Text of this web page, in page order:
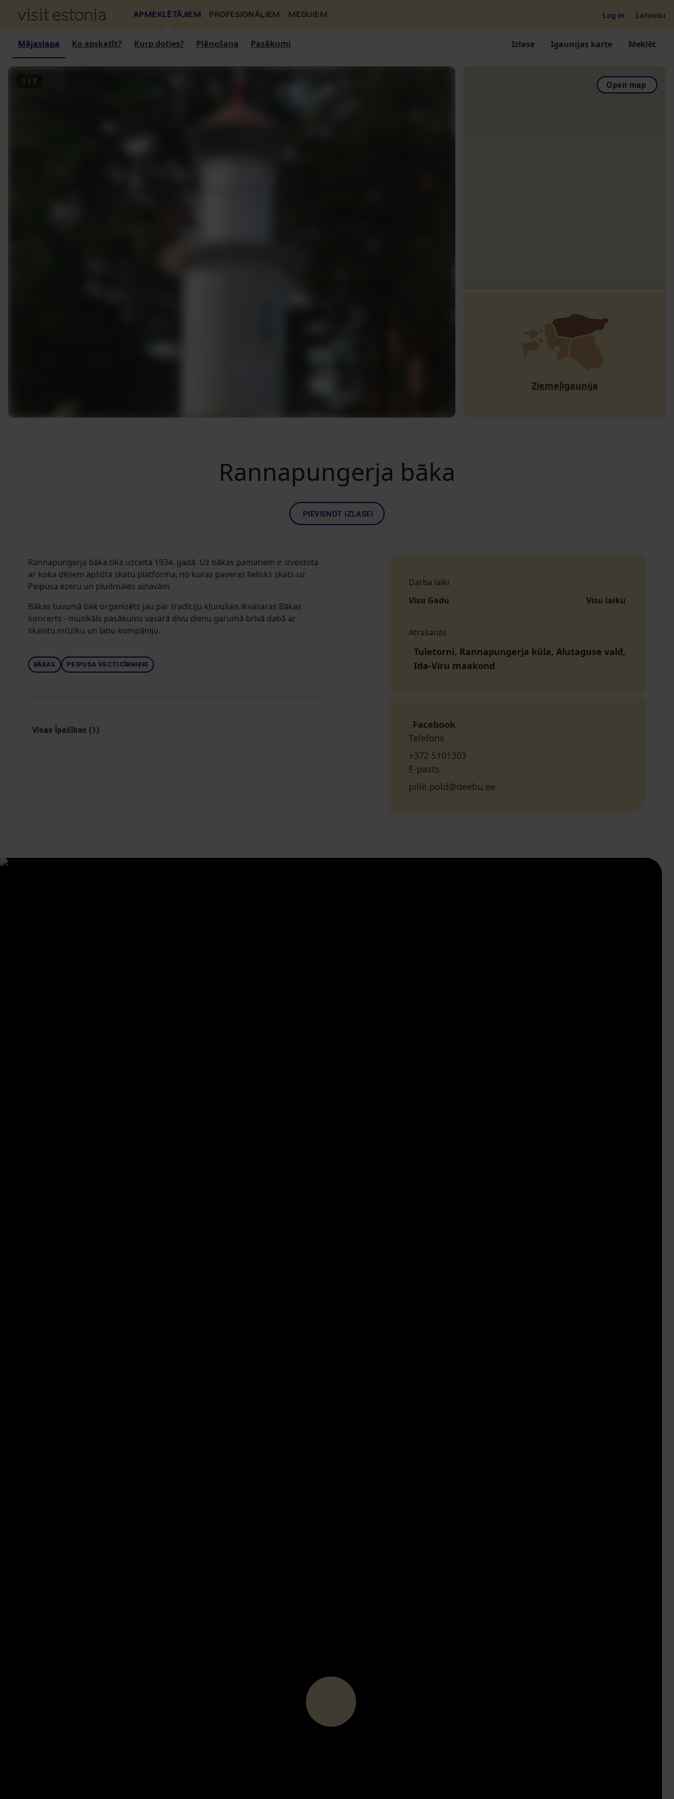
APMEKLĒTĀJIEM PROFESIONĀĻIEM MEDIJIEM Log in Latviešu
Mājaslapa Ko apskatīt? Kurp doties? Plānošana Pasākumi Izlase Igaunijas karte Meklēt
1 / 7 Open map
Ziemeļigaunija
Rannapungerja bāka
PIEVIENOT IZLASEI
Rannapungerja bāka tika uzcelta 1934. gadā. Uz bākas pamatiem ir izveidota
ar koka dēļiem apšūta skatu platforma, no kuras paveras lielisks skats uz
Peipusa ezeru un pludmales ainavām.
Bākas tuvumā tiek organizēts jau par tradīciju kļuvušais ikvasaras Bākas
koncerts - muzikāls pasākums vasarā divu dienu garumā brīvā dabā ar
skaistu mūziku un labu kompāniju.
BĀKAS PEIPUSA VECTICĪBNIEKI
Visas Īpašības (1)
Darba laiki
Visu Gadu
Visu laiku
Atrašanās
Tuletorni, Rannapungerja küla, Alutaguse vald,
Ida-Viru maakond
Facebook
Telefons
+372 5101303
E-pasts
pille.pold@deebu.ee